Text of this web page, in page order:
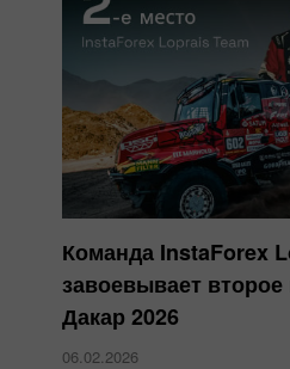
Команда InstaForex
завоевывает
Дакар 2026
06.02.2026